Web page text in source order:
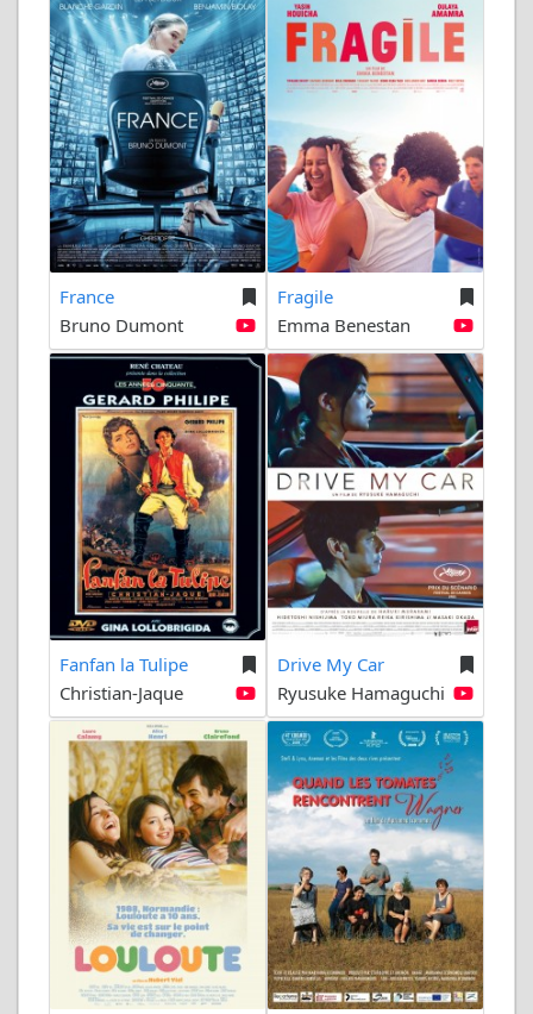
France
Bruno Dumont
Fragile
Emma Benestan
Fanfan la Tulipe
Christian-Jaque
Drive My Car
Ryusuke Hamaguchi